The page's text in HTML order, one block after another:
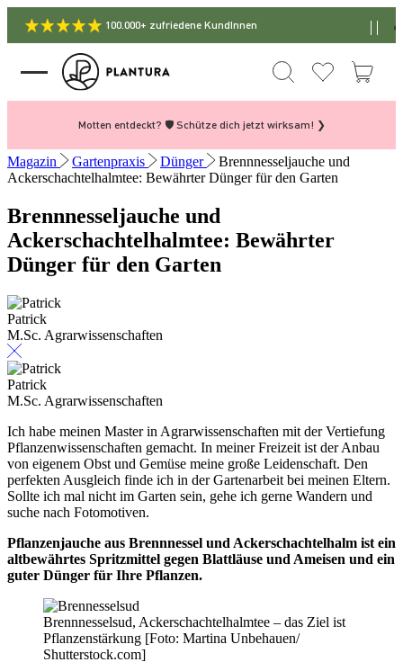
100.000+ zufriedene KundInnen
Motten entdeckt? 🛡️ Schütze dich jetzt wirksam! ❯
Magazin Gartenpraxis Dünger
Brennnesseljauche und
Ackerschachtelhalmtee: Bewährter Dünger für den Garten
Brennnesseljauche und
Ackerschachtelhalmtee: Bewährter
Dünger für den Garten
Patrick
M.Sc. Agrarwissenschaften
Patrick
M.Sc. Agrarwissenschaften
Ich habe meinen Master in Agrarwissenschaften mit der Vertiefung
Pflanzenwissenschaften gemacht. In meiner Freizeit ist der Anbau
von eigenem Obst und Gemüse meine große Leidenschaft. Den
perfekten Ausgleich finde ich in der Gartenarbeit bei meinen Eltern.
Sollte ich mal nicht im Garten sein, gehe ich gerne Wandern und
suche nach Fotomotiven.
Pflanzenjauche aus Brennnessel und Ackerschachtelhalm ist ein
altbewährtes Spritzmittel gegen Blattläuse und Ameisen und ein
guter Dünger für Ihre Pflanzen.
Brennnesselsud, Ackerschachtelhalmtee – das Ziel ist
Pflanzenstärkung [Foto: Martina Unbehauen/
Shutterstock.com]